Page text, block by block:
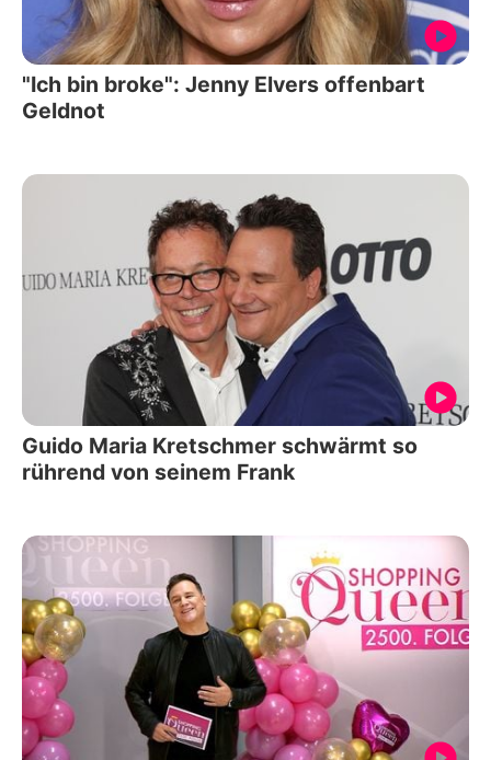
"Ich bin broke": Jenny Elvers offenbart
Geldnot
Guido Maria Kretschmer schwärmt so
rührend von seinem Frank